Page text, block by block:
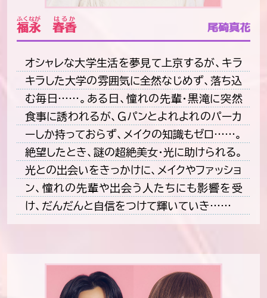
福永
ふくなが
春香
はるか
尾碕真花
オシャレな大学生活を夢見て上京するが、キラ
キラした大学の雰囲気に全然なじめず、落ち込
む毎日……。ある日、憧れの先輩・黒滝に突然
食事に誘われるが、Ｇパンとよれよれのパーカ
ーしか持っておらず、メイクの知識もゼロ……。
絶望したとき、謎の超絶美女・光に助けられる。
光との出会いをきっかけに、メイクやファッショ
ン、憧れの先輩や出会う人たちにも影響を受
け、だんだんと自信をつけて輝いていき……